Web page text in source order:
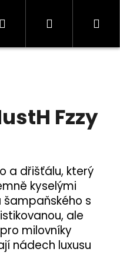
Informace
Hledat Přihlášení
Fzzy
a dřišťálu, který
kyselými
s
ale
milovníky
nádech luxusu